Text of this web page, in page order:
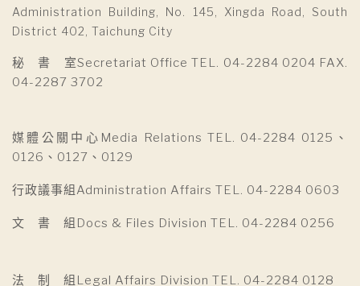
Administration Building, No. 145, Xingda Road, South
District 402, Taichung City
秘 書 室Secretariat Office TEL. 04-2284 0204 FAX.
04-2287 3702
媒體公關中心Media Relations TEL. 04-2284 0125、
0126、0127、0129
行政議事組Administration Affairs TEL. 04-2284 0603
文 書 組Docs & Files Division TEL. 04-2284 0256
法 制 組Legal Affairs Division TEL. 04-2284 0128